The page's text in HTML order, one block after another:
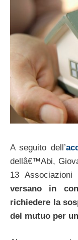
A seguito dell’
dellâ€™Abi,
13 Associazioni
versano in
richiedere la
del mutuo per